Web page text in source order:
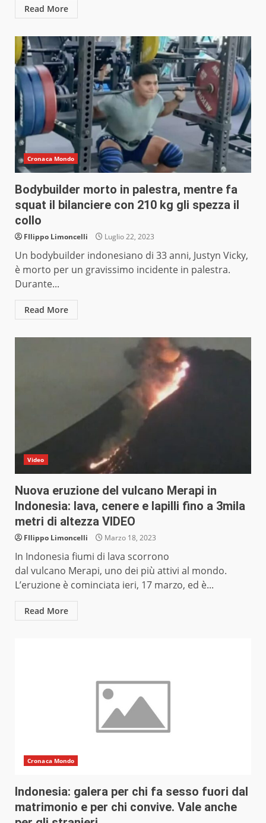
Read More
Cronaca Mondo
Bodybuilder morto in palestra, mentre fa
squat il bilanciere con 210 kg gli spezza il
collo
FIlippo Limoncelli Luglio 22, 2023
Un bodybuilder indonesiano di 33 anni, Justyn Vicky,
è morto per un gravissimo incidente in palestra.
Durante...
Read More
Video
Nuova eruzione del vulcano Merapi in
Indonesia: lava, cenere e lapilli fino a 3mila
metri di altezza VIDEO
FIlippo Limoncelli Marzo 18, 2023
In Indonesia fiumi di lava scorrono
dal vulcano Merapi, uno dei più attivi al mondo.
L’eruzione è cominciata ieri, 17 marzo, ed è...
Read More
Cronaca Mondo
Indonesia: galera per chi fa sesso fuori dal
matrimonio e per chi convive. Vale anche